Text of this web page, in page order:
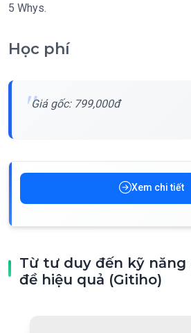
5 Whys.
Học phí
Giá gốc: 799,000đ
Xem chi tiết
Từ tư duy đến kỹ năng
đề hiệu quả (Gitiho)